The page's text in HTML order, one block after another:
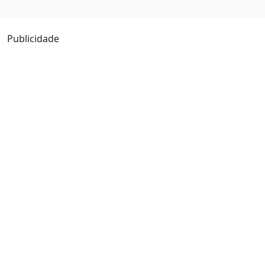
Publicidade